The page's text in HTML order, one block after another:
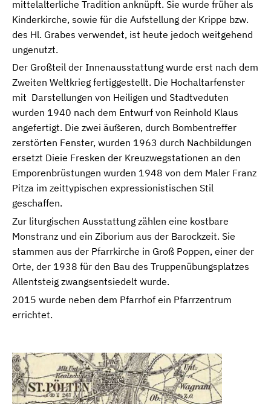
mittelalterliche Tradition anknüpft. Sie wurde früher als
Kinderkirche, sowie für die Aufstellung der Krippe bzw.
des Hl. Grabes verwendet, ist heute jedoch weitgehend
ungenutzt.
Der Großteil der Innenausstattung wurde erst nach dem
Zweiten Weltkrieg fertiggestellt. Die Hochaltarfenster
mit Darstellungen von Heiligen und Stadtveduten
wurden 1940 nach dem Entwurf von Reinhold Klaus
angefertigt. Die zwei äußeren, durch Bombentreffer
zerstörten Fenster, wurden 1963 durch Nachbildungen
ersetzt Dieie Fresken der Kreuzwegstationen an den
Emporenbrüstungen wurden 1948 von dem Maler Franz
Pitza im zeittypischen expressionistischen Stil
geschaffen.
Zur liturgischen Ausstattung zählen eine kostbare
Monstranz und ein Ziborium aus der Barockzeit. Sie
stammen aus der Pfarrkirche in Groß Poppen, einer der
Orte, der 1938 für den Bau des Truppenübungsplatzes
Allentsteig zwangsentsiedelt wurde.
2015 wurde neben dem Pfarrhof ein Pfarrzentrum
errichtet.